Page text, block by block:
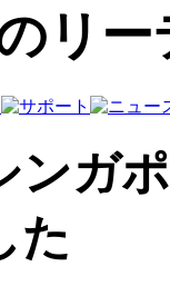
リ
ンガ
た